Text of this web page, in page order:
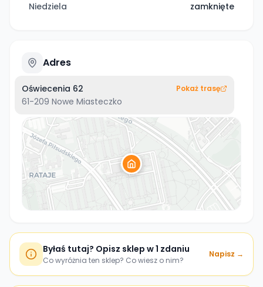
Niedziela zamknięte
Adres
Oświecenia 62
61-209 Nowe Miasteczko
Pokaż trasę
Byłaś tutaj? Opisz sklep w 1 zdaniu
Co wyróżnia ten sklep? Co wiesz o nim?
Napisz →